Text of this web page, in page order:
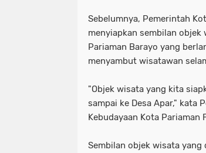
Sebelumnya, Pemerintah
menyiapkan sembilan
Pariaman Barayo yang
menyambut wisatawan
"Objek wisata yang kita
sampai ke Desa Apar," kata
Kebudayaan Kota Pariaman
Sembilan objek wisata